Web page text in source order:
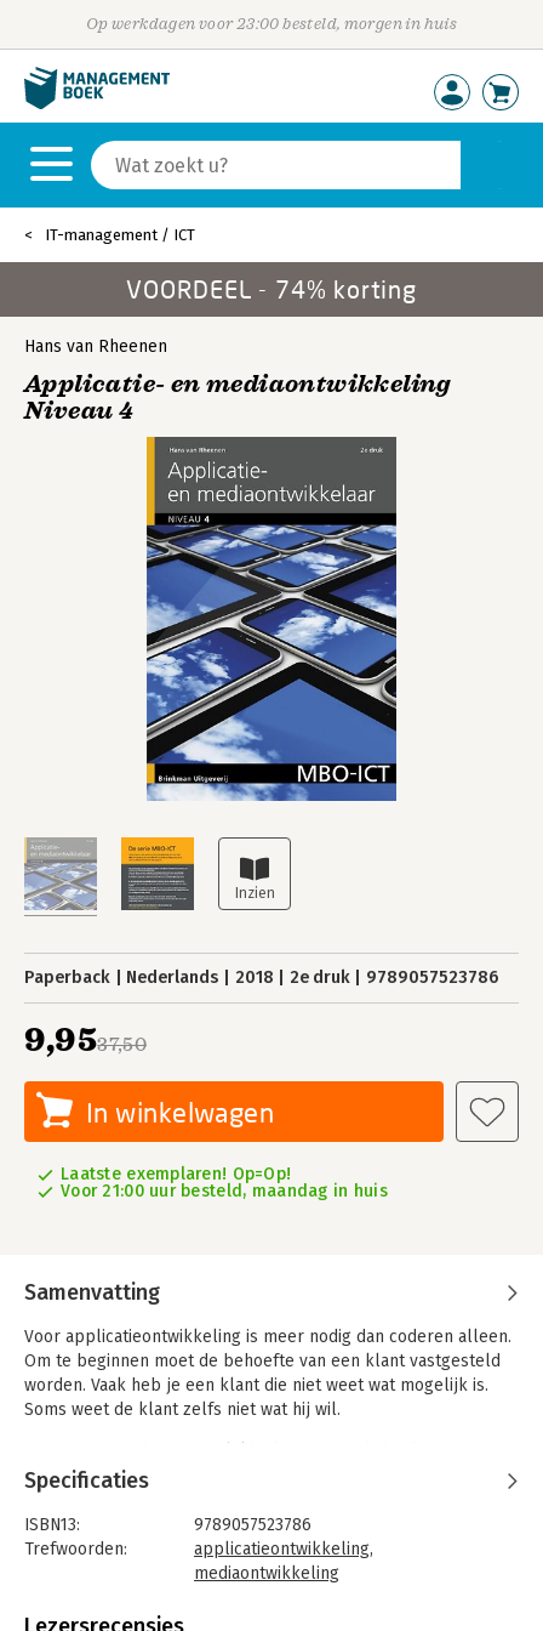
Op werkdagen voor 23:00 besteld, morgen in huis
IT-management / ICT
VOORDEEL - 74% korting
Hans van Rheenen
Applicatie- en mediaontwikkeling
Niveau 4
Paperback Nederlands 2018 2e druk 9789057523786
37,50
9,95
In winkelwagen
Laatste exemplaren! Op=Op!
Voor 21:00 uur besteld, maandag in huis
Samenvatting
Voor applicatieontwikkeling is meer nodig dan coderen alleen.
Om te beginnen moet de behoefte van een klant vastgesteld
worden. Vaak heb je een klant die niet weet wat mogelijk is.
Soms weet de klant zelfs niet wat hij wil.
klant uit te vragen. Vervolgens moet er een ontwerp gemaakt.
Afhankelijk van de ontwikkelmethodiek zul je over
vaardigheden moeten beschikken om de juiste documenten op
te leveren. Soms documenten voor de klant die niets begrijpt
van software ontwikkeling, soms voor collega's die mee
Specificaties
ISBN13:
9789057523786
Trefwoorden:
applicatieontwikkeling,
mediaontwikkeling
Bindwijze: